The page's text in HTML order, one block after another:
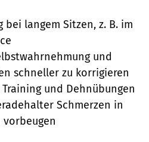
bei langem Sitzen, z. B. im
und
schneller zu korrigieren
und Dehnübungen
Schmerzen in
vorbeugen